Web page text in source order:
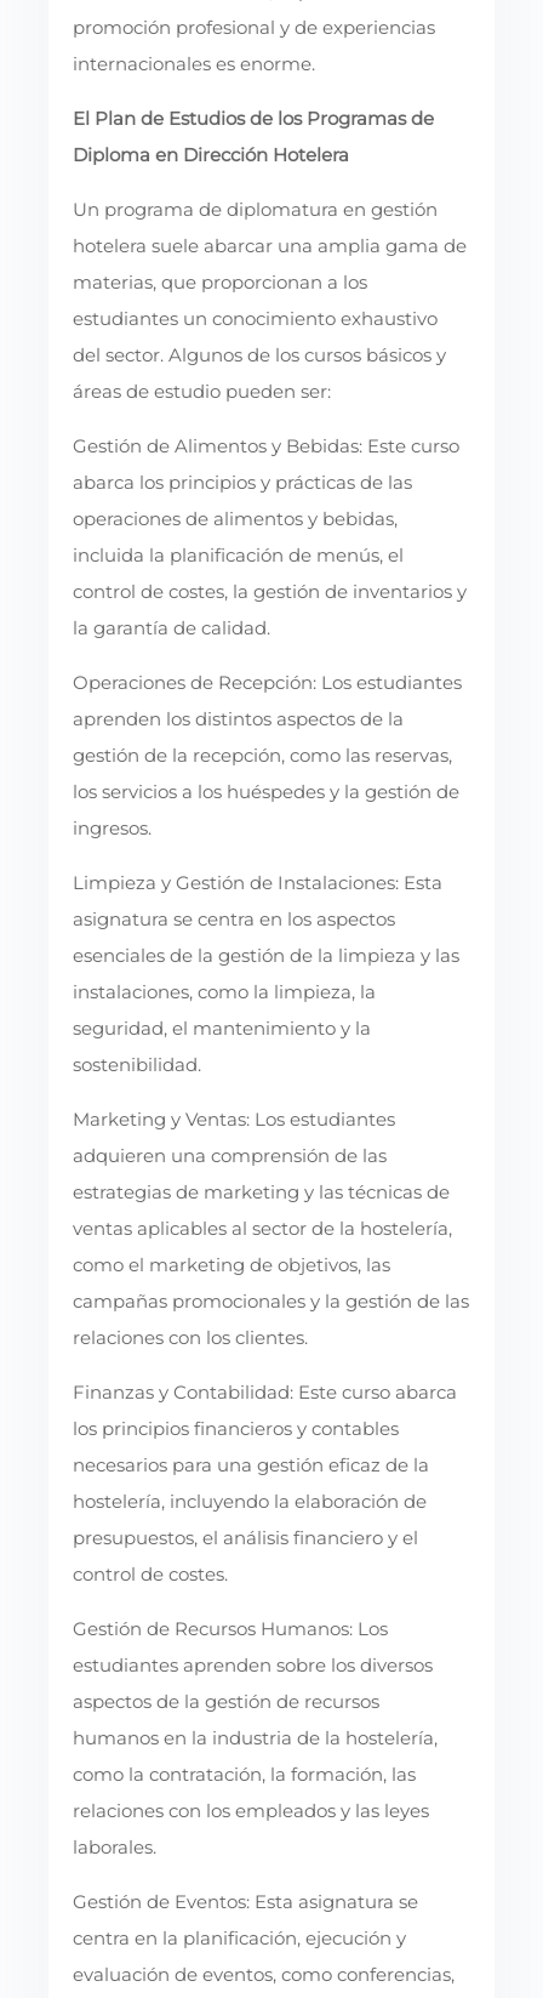
promoción profesional y de experiencias
internacionales es enorme.
El Plan de Estudios de los Programas de
Diploma en Dirección Hotelera
Un programa de diplomatura en gestión
hotelera suele abarcar una amplia gama de
materias, que proporcionan a los
estudiantes un conocimiento exhaustivo
del sector. Algunos de los cursos básicos y
áreas de estudio pueden ser:
Gestión de Alimentos y Bebidas: Este curso
abarca los principios y prácticas de las
operaciones de alimentos y bebidas,
incluida la planificación de menús, el
control de costes, la gestión de inventarios y
la garantía de calidad.
Operaciones de Recepción: Los estudiantes
aprenden los distintos aspectos de la
gestión de la recepción, como las reservas,
los servicios a los huéspedes y la gestión de
ingresos.
Limpieza y Gestión de Instalaciones: Esta
asignatura se centra en los aspectos
esenciales de la gestión de la limpieza y las
instalaciones, como la limpieza, la
seguridad, el mantenimiento y la
sostenibilidad.
Marketing y Ventas: Los estudiantes
adquieren una comprensión de las
estrategias de marketing y las técnicas de
ventas aplicables al sector de la hostelería,
como el marketing de objetivos, las
campañas promocionales y la gestión de las
relaciones con los clientes.
Finanzas y Contabilidad: Este curso abarca
los principios financieros y contables
necesarios para una gestión eficaz de la
hostelería, incluyendo la elaboración de
presupuestos, el análisis financiero y el
control de costes.
Gestión de Recursos Humanos: Los
estudiantes aprenden sobre los diversos
aspectos de la gestión de recursos
humanos en la industria de la hostelería,
como la contratación, la formación, las
relaciones con los empleados y las leyes
laborales.
Gestión de Eventos: Esta asignatura se
centra en la planificación, ejecución y
evaluación de eventos, como conferencias,